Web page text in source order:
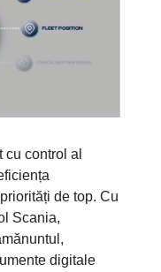
control al
de top. Cu
Scania,
digitale